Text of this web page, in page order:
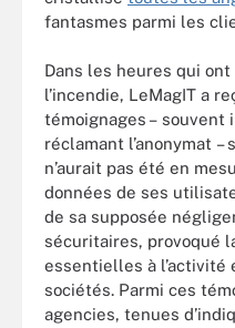
fantasmes parmi les
Dans les heures qui ont
l’incendie, LeMagIT a
témoignages – souvent
réclamant l’anonymat –
n’aurait pas été en
données de ses
de sa supposée
sécuritaires, provoqué
essentielles à l’activité
sociétés. Parmi ces
agencies, tenues